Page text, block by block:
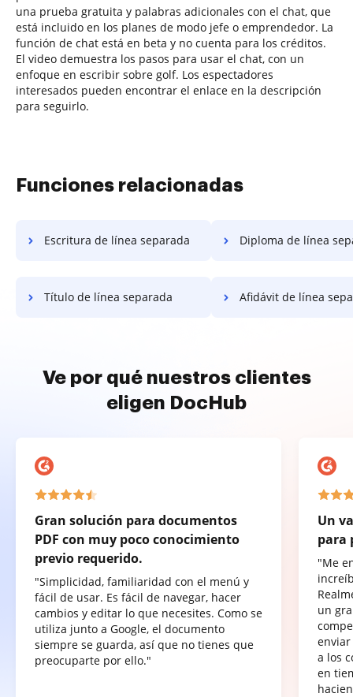
una prueba gratuita y palabras adicionales con el chat, que
está incluido en los planes de modo jefe o emprendedor. La
función de chat está en beta y no cuenta para los créditos.
El video demuestra los pasos para usar el chat, con un
enfoque en escribir sobre golf. Los espectadores
interesados pueden encontrar el enlace en la descripción
para seguirlo.
Funciones relacionadas
Escritura de línea separada Diploma de línea
Título de línea separada Afidávit de línea
Ve por qué nuestros clientes
eligen DocHub
Gran solución para documentos
PDF con muy poco conocimiento
previo requerido.
"Simplicidad, familiaridad con el menú y
fácil de usar. Es fácil de navegar, hacer
cambios y editar lo que necesites. Como se
utiliza junto a Google, el documento
siempre se guarda, así que no tienes que
preocuparte por ello."
Un
para
"Me
un
a los
en